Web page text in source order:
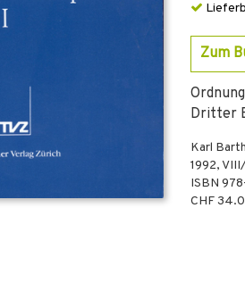
Zum
Dritter
Karl
1992,
ISBN
CHF